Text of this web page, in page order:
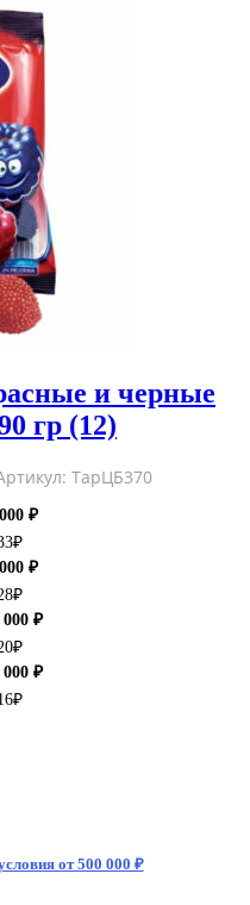
и черные
гр (12)
ТарЦБ370
₽
₽
₽
₽
000 ₽
₽
000 ₽
₽
от 500 000 ₽